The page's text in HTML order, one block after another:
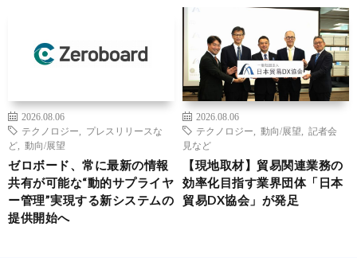
2026.08.06
テクノロジー
プレスリリースな
ど
動向/展望
ゼロボード、常に最新の情報
共有が可能な“動的サプライヤ
ー管理”実現する新システムの
提供開始へ
2026.08.06
テクノロジー
動向/展望
記者会
見など
【現地取材】貿易関連業務の
効率化目指す業界団体「日本
貿易DX協会」が発足